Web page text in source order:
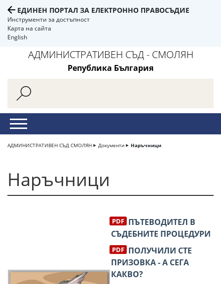
ЕДИНЕН ПОРТАЛ ЗА ЕЛЕКТРОННО ПРАВОСЪДИЕ
Инструменти за достъпност
Карта на сайта
English
АДМИНИСТРАТИВЕН СЪД - СМОЛЯН
Република България
АДМИНИСТРАТИВЕН СЪД СМОЛЯН Документи Наръчници
Наръчници
ПЪТЕВОДИТЕЛ В
СЪДЕБНИТЕ ПРОЦЕДУРИ
ПОЛУЧИЛИ СТЕ
ПРИЗОВКА - А СЕГА
КАКВО?